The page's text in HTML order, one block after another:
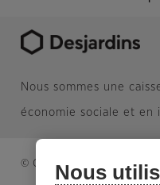
Nous sommes une
économie sociale et en
© Caisse d’économie
Nous